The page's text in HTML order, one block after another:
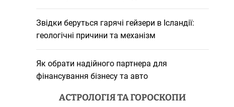
Звідки беруться гарячі гейзери в Ісландії:
геологічні причини та механізм
Як обрати надійного партнера для
фінансування бізнесу та авто
АСТРОЛОГІЯ ТА ГОРОСКОПИ